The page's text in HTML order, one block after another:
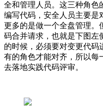
全和管理人员。这三种角色
编写代码，安全人员主要是
更多的是做一个全盘管理。
码合并请求，也就是下图左
的时候，必须要对变更代码
有的角色才能对齐，所以每
去落地实践代码评审。